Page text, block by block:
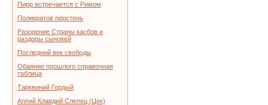
Пирр встречается с Римом
Поликратов перстень
Разорение Страны касбов и
раздоры сыновей
Последний век свободы
Обаяние прошлого справочная
таблица
Тарквиний Гордый
Аппий Клавдий Слепец (Цек)